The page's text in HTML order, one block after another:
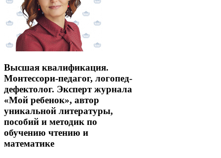
Высшая квалификация.
Монтессори-педагог, логопед-
дефектолог. Эксперт журнала
«Мой ребенок», автор
уникальной литературы,
пособий и методик по
обучению чтению и
математике